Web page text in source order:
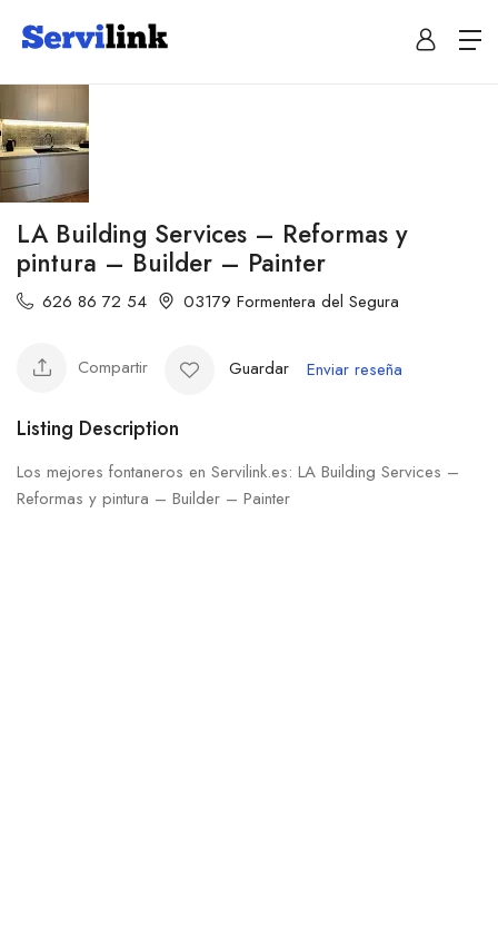
LA Building Services – Reformas y
pintura – Builder – Painter
626 86 72 54 03179 Formentera del Segura
Compartir Guardar Enviar reseña
Listing Description
Los mejores fontaneros en Servilink.es: LA Building Services –
Reformas y pintura – Builder – Painter